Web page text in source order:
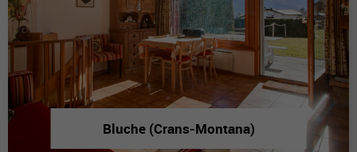
Bluche (Crans-Montana)